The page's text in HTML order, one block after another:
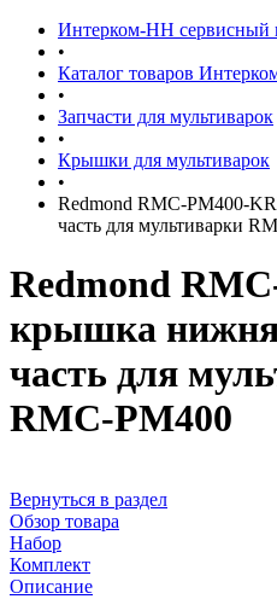
Интерком-НН сервисный
•
Каталог товаров
•
Запчасти для мультиварок
•
Крышки для мультиварок
•
Redmond RMC-PM400-
часть для мультиварки
Redmond
крышка
часть для
RMC-PM400
Вернуться в раздел
Обзор товара
Набор
Комплект
Описание